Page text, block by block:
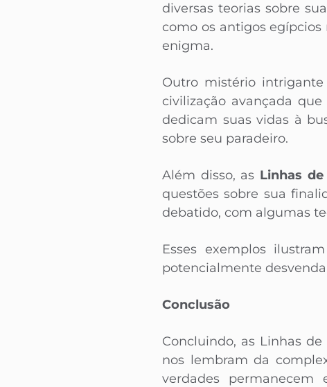
diversas teorias sobre
como os antigos
enigma.
Outro mistério
civilização avançada
dedicam suas vidas à
sobre seu paradeiro.
Além disso, as Linhas de
questões sobre sua
debatido, com algumas
Esses exemplos
potencialmente
Conclusão
Concluindo, as Linhas
nos lembram da
verdades permanecem